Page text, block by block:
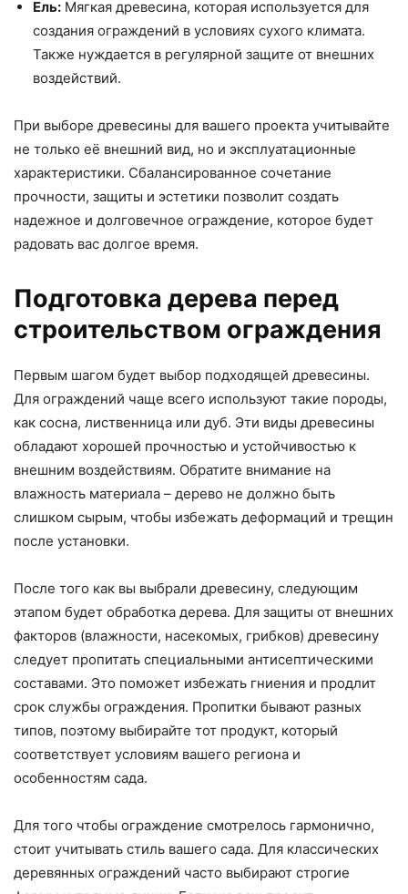
Ель: Мягкая древесина, которая используется для
создания ограждений в условиях сухого климата.
Также нуждается в регулярной защите от внешних
воздействий.
При выборе древесины для вашего проекта учитывайте
не только её внешний вид, но и эксплуатационные
характеристики. Сбалансированное сочетание
прочности, защиты и эстетики позволит создать
надежное и долговечное ограждение, которое будет
радовать вас долгое время.
Подготовка дерева перед
строительством ограждения
Первым шагом будет выбор подходящей древесины.
Для ограждений чаще всего используют такие породы,
как сосна, лиственница или дуб. Эти виды древесины
обладают хорошей прочностью и устойчивостью к
внешним воздействиям. Обратите внимание на
влажность материала – дерево не должно быть
слишком сырым, чтобы избежать деформаций и трещин
после установки.
После того как вы выбрали древесину, следующим
этапом будет обработка дерева. Для защиты от внешних
факторов (влажности, насекомых, грибков) древесину
следует пропитать специальными антисептическими
составами. Это поможет избежать гниения и продлит
срок службы ограждения. Пропитки бывают разных
типов, поэтому выбирайте тот продукт, который
соответствует условиям вашего региона и
особенностям сада.
Для того чтобы ограждение смотрелось гармонично,
стоит учитывать стиль вашего сада. Для классических
деревянных ограждений часто выбирают строгие